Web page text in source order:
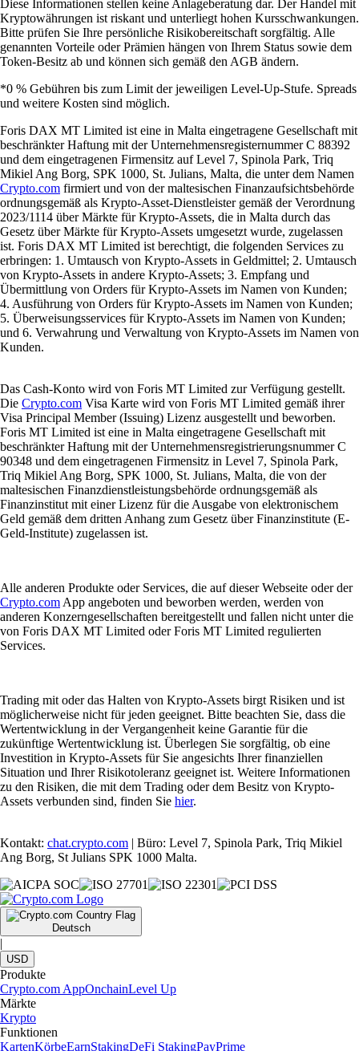
Diese Informationen stellen keine Anlageberatung dar. Der Handel mit
Kryptowährungen ist riskant und unterliegt hohen Kursschwankungen.
Bitte prüfen Sie Ihre persönliche Risikobereitschaft sorgfältig. Alle
genannten Vorteile oder Prämien hängen von Ihrem Status sowie dem
Token-Besitz ab und können sich gemäß den AGB ändern.
*0 % Gebühren bis zum Limit der jeweiligen Level-Up-Stufe. Spreads
und weitere Kosten sind möglich.
Foris DAX MT Limited ist eine in Malta eingetragene Gesellschaft mit
beschränkter Haftung mit der Unternehmensregisternummer C 88392
und dem eingetragenen Firmensitz auf Level 7, Spinola Park, Triq
Mikiel Ang Borg, SPK 1000, St. Julians, Malta, die unter dem Namen
Crypto.com firmiert und von der maltesischen Finanzaufsichtsbehörde
ordnungsgemäß als Krypto-Asset-Dienstleister gemäß der Verordnung
2023/1114 über Märkte für Krypto-Assets, die in Malta durch das
Gesetz über Märkte für Krypto-Assets umgesetzt wurde, zugelassen
ist. Foris DAX MT Limited ist berechtigt, die folgenden Services zu
erbringen: 1. Umtausch von Krypto-Assets in Geldmittel; 2. Umtausch
von Krypto-Assets in andere Krypto-Assets; 3. Empfang und
Übermittlung von Orders für Krypto-Assets im Namen von Kunden;
4. Ausführung von Orders für Krypto-Assets im Namen von Kunden;
5. Überweisungsservices für Krypto-Assets im Namen von Kunden;
und 6. Verwahrung und Verwaltung von Krypto-Assets im Namen von
Kunden.
Das Cash-Konto wird von Foris MT Limited zur Verfügung gestellt.
Die Crypto.com Visa Karte wird von Foris MT Limited gemäß ihrer
Visa Principal Member (Issuing) Lizenz ausgestellt und beworben.
Foris MT Limited ist eine in Malta eingetragene Gesellschaft mit
beschränkter Haftung mit der Unternehmensregistrierungsnummer C
90348 und dem eingetragenen Firmensitz in Level 7, Spinola Park,
Triq Mikiel Ang Borg, SPK 1000, St. Julians, Malta, die von der
maltesischen Finanzdienstleistungsbehörde ordnungsgemäß als
Finanzinstitut mit einer Lizenz für die Ausgabe von elektronischem
Geld gemäß dem dritten Anhang zum Gesetz über Finanzinstitute (E-
Geld-Institute) zugelassen ist.
Alle anderen Produkte oder Services, die auf dieser Webseite oder der
Crypto.com App angeboten und beworben werden, werden von
anderen Konzerngesellschaften bereitgestellt und fallen nicht unter die
von Foris DAX MT Limited oder Foris MT Limited regulierten
Services.
Trading mit oder das Halten von Krypto-Assets birgt Risiken und ist
möglicherweise nicht für jeden geeignet. Bitte beachten Sie, dass die
Wertentwicklung in der Vergangenheit keine Garantie für die
zukünftige Wertentwicklung ist. Überlegen Sie sorgfältig, ob eine
Investition in Krypto-Assets für Sie angesichts Ihrer finanziellen
Situation und Ihrer Risikotoleranz geeignet ist. Weitere Informationen
zu den Risiken, die mit dem Trading oder dem Besitz von Krypto-
Assets verbunden sind, finden Sie hier.
Kontakt: chat.crypto.com | Büro: Level 7, Spinola Park, Triq Mikiel
Ang Borg, St Julians SPK 1000 Malta.
Deutsch
|
USD
Produkte
Crypto.com AppOnchainLevel Up
Märkte
Krypto
Funktionen
KartenKörbeEarnStakingDeFi StakingPayPrime